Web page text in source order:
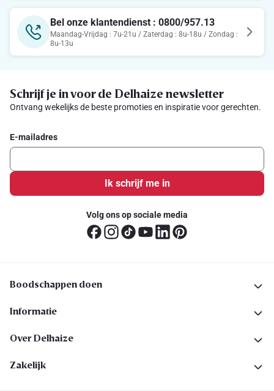
Bel onze klantendienst : 0800/957.13
Maandag-Vrijdag : 7u-21u / Zaterdag : 8u-18u / Zondag :
8u-13u
Schrijf je in voor de Delhaize newsletter
Ontvang wekelijks de beste promoties en inspiratie voor gerechten.
E-mailadres
Ik schrijf me in
Volg ons op sociale media
Boodschappen doen
Informatie
Over Delhaize
Zakelijk